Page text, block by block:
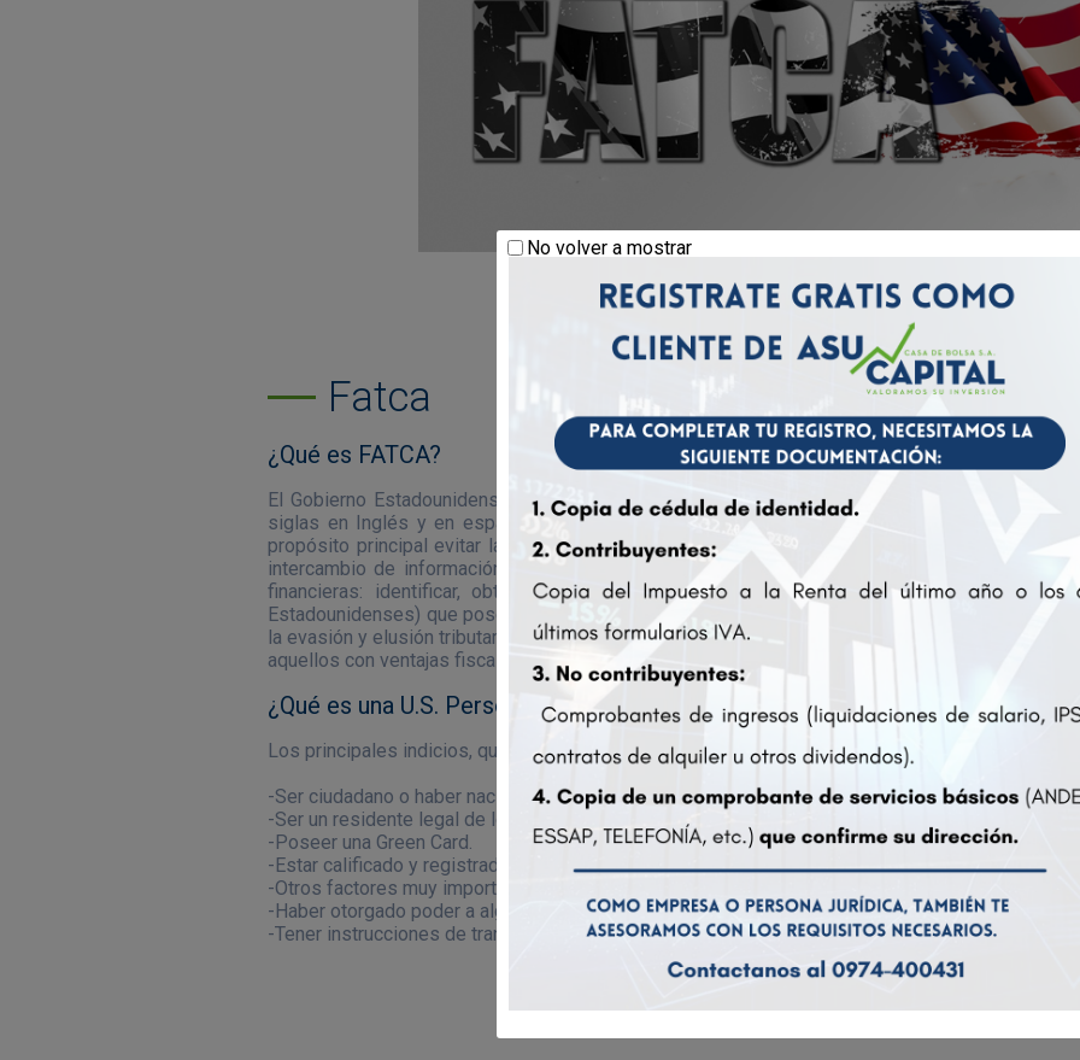
No volver a mostrar
Fatca
¿Qué es FATCA?
El Gobierno Estadounidense, en marzo del año 2010 promulgó la Ley Foreign Account Tax
siglas en Inglés y en español, Ley sobre el Cumplimiento Fiscal relativa a Cuentas en el
propósito principal evitar la evasión de impuestos por aquellas personas consideradas
intercambio de información con las instituciones financieras (FFIs) a nivel mundial. La Ley
financieras: identificar, obtener información y reportar a las autoridades fiscales de
Estadounidenses) que posean activos financieros fuera de los Estados Unidos los cuales
la evasión y elusión tributaria a través de mecanismos como inversiones directas o indirectas
aquellos con ventajas fiscales respecto de inversiones extranjeras.
¿Qué es una U.S. Person?
Los principales indicios, que permiten identificar a una U.S. person (persona estadounidense),
-Ser ciudadano o haber nacido en EE.UU.
-Ser un residente legal de los EE.UU.
-Poseer una Green Card.
-Estar calificado y registrado como empresa, en los EE.UU.
-Otros factores muy importantes a considerar son los siguientes:
-Haber otorgado poder a algún notario, abogado o autoridad competente radicada en E.E.U.U.
-Tener instrucciones de transferir fondos a una cuenta bancaria o dirección en E.E.U.U.